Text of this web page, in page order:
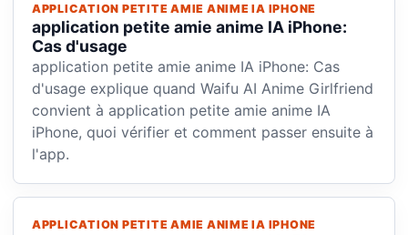
APPLICATION PETITE AMIE ANIME IA IPHONE
application petite amie anime IA iPhone:
Cas d'usage
application petite amie anime IA iPhone: Cas
d'usage explique quand Waifu AI Anime Girlfriend
convient à application petite amie anime IA
iPhone, quoi vérifier et comment passer ensuite à
l'app.
APPLICATION PETITE AMIE ANIME IA IPHONE